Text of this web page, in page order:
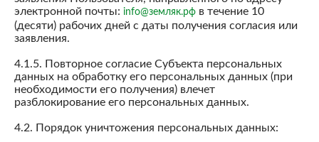
электронной почты: info@земляк.рф в течение 10
(десяти) рабочих дней с даты получения согласия или
заявления.
4.1.5. Повторное согласие Субъекта персональных
данных на обработку его персональных данных (при
необходимости его получения) влечет
разблокирование его персональных данных.
4.2. Порядок уничтожения персональных данных: